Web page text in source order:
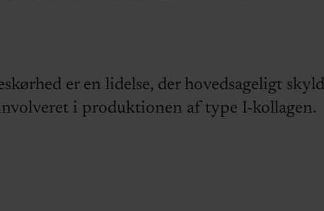
er en lidelse, der hovedsageligt
i produktionen af type I-kollagen.